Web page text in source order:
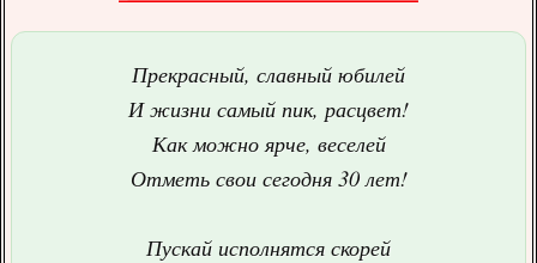
Прекрасный, славный юбилей
И жизни самый пик, расцвет!
Как можно ярче, веселей
Отметь свои сегодня 30 лет!
Пускай исполнятся скорей